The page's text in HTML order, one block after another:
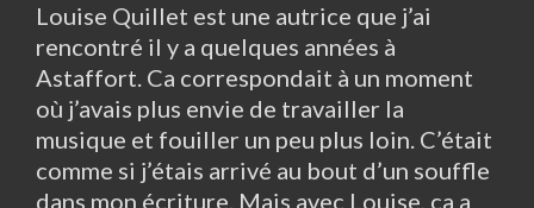
Louise Quillet est une autrice que j’ai
rencontré il y a quelques années à
Astaffort. Ca correspondait à un moment
où j’avais plus envie de travailler la
musique et fouiller un peu plus loin. C’était
comme si j’étais arrivé au bout d’un souffle
dans mon écriture. Mais avec Louise, ça a